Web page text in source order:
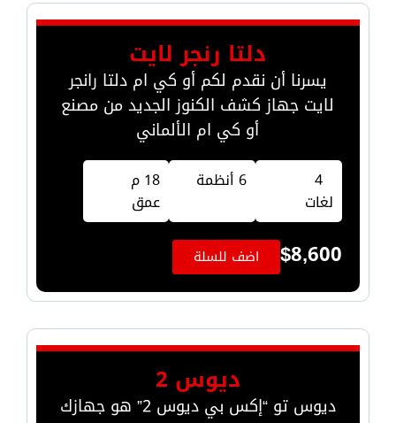
دلتا رنجر لايت
يسرنا أن نقدم لكم أو كي ام دلتا رانجر
لايت جهاز كشف الكنوز الجديد من مصنع
أو كي ام الألماني
4
لغات
6 أنظمة
18 م
عمق
$8,600 اضف للسلة
ديوس 2
ديوس تو “إكس بي ديوس 2” هو جهازك